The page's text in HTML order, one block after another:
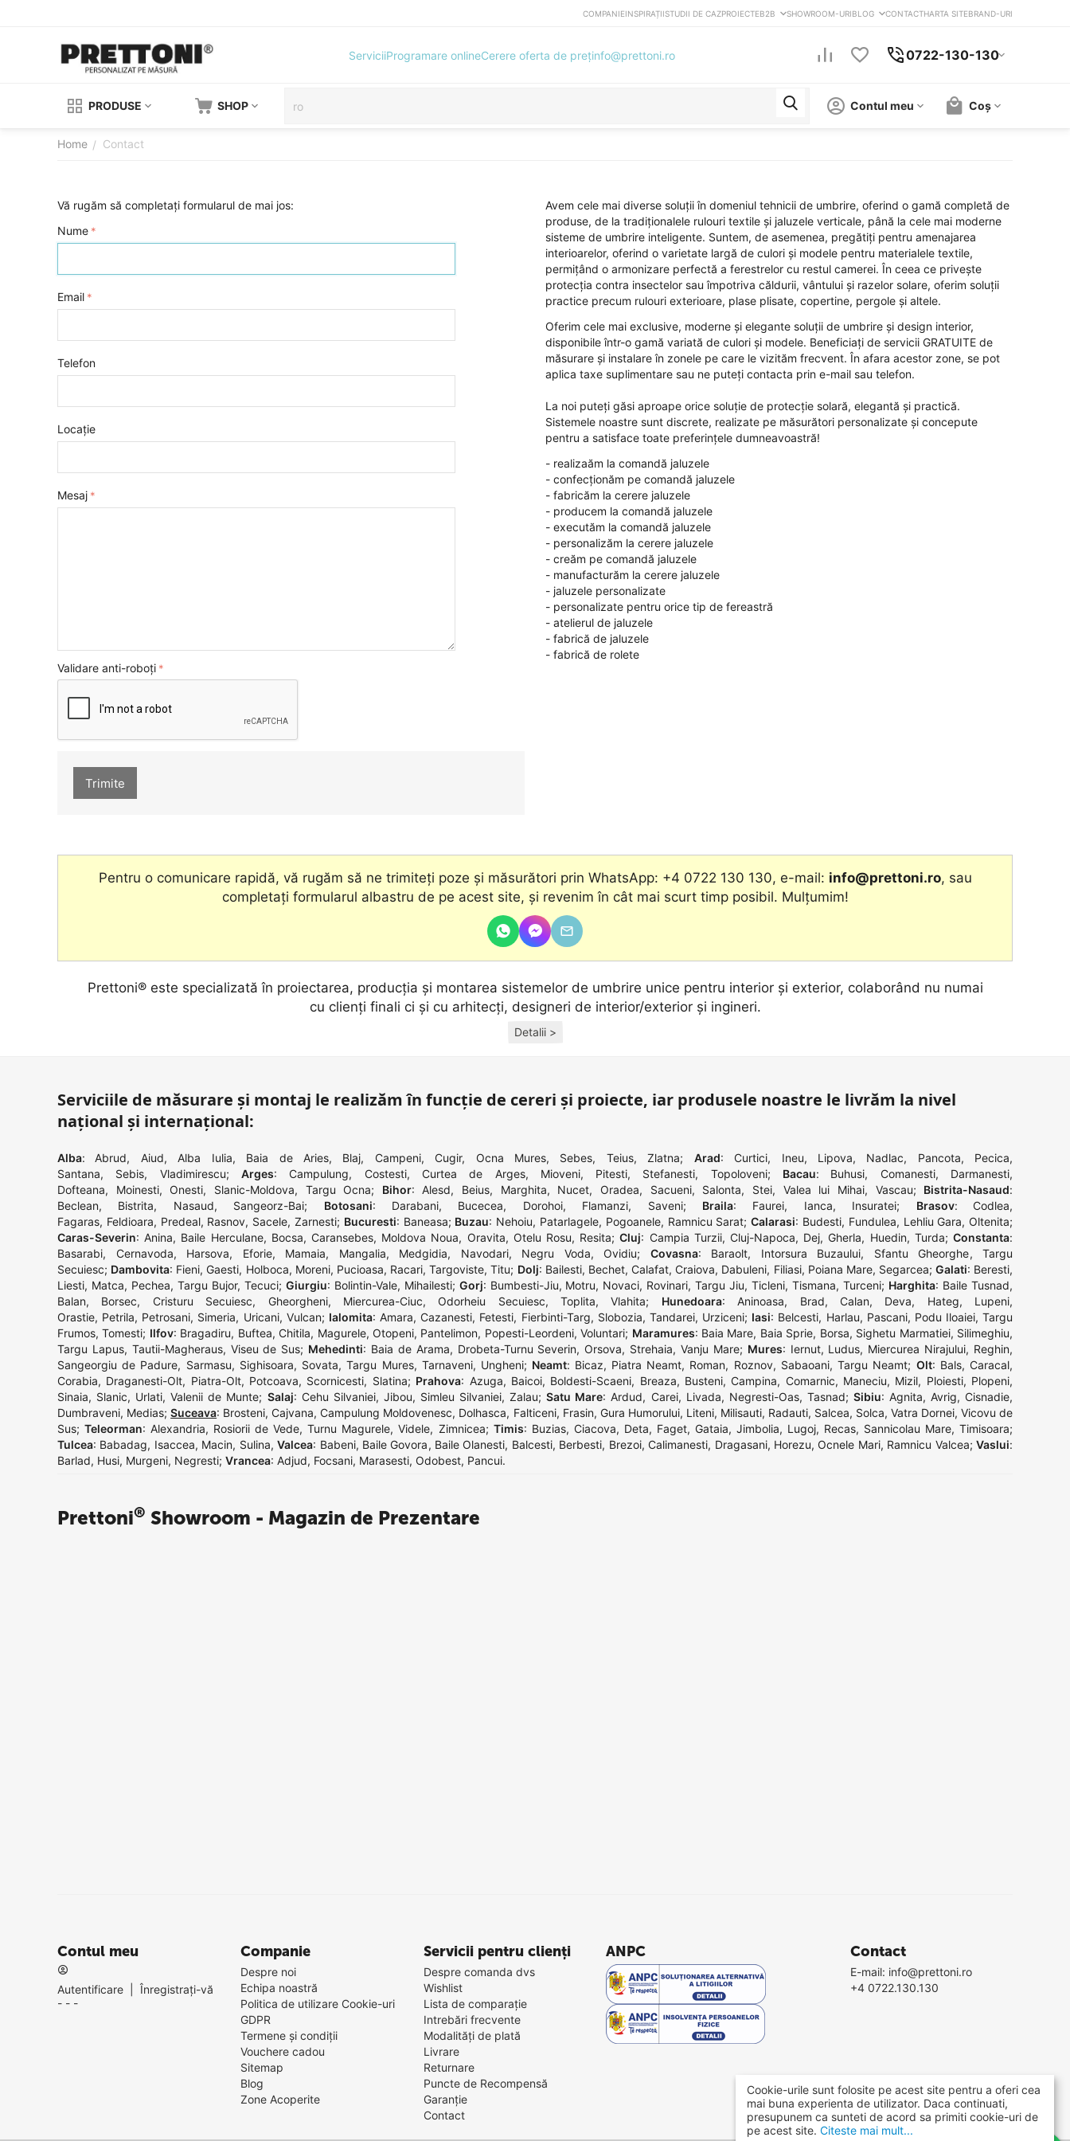
COMPANIEINSPIRAȚIISTUDII DE CAZPROIECTEB2B SHOWROOM-URIBLOG CONTACTHARTA SITEBRAND-URI
ServiciiProgramare onlineCerere oferta de preținfo@prettoni.ro 0722-130-130
PRODUSE SHOP Coș
Contul meu
Home / Contact
Vă rugăm să completați formularul de mai jos:
Nume
Email
Telefon
Locație
Mesaj
Validare anti-roboți
Trimite
Avem cele mai diverse soluții în domeniul tehnicii de umbrire, oferind o gamă completă de
produse, de la tradiționalele rulouri textile și jaluzele verticale, până la cele mai moderne
sisteme de umbrire inteligente. Suntem, de asemenea, pregătiți pentru amenajarea
interioarelor, oferind o varietate largă de culori și modele pentru materialele textile,
permițând o armonizare perfectă a ferestrelor cu restul camerei. În ceea ce privește
protecția contra insectelor sau împotriva căldurii, vântului și razelor solare, oferim soluții
practice precum rulouri exterioare, plase plisate, copertine, pergole și altele.
Oferim cele mai exclusive, moderne și elegante soluții de umbrire și design interior,
disponibile într-o gamă variată de culori și modele. Beneficiați de servicii GRATUITE de
măsurare și instalare în zonele pe care le vizităm frecvent. În afara acestor zone, se pot
aplica taxe suplimentare sau ne puteți contacta prin e-mail sau telefon.
La noi puteți găsi aproape orice soluție de protecție solară, elegantă și practică.
Sistemele noastre sunt discrete, realizate pe măsurători personalizate și concepute
pentru a satisface toate preferințele dumneavoastră!
- realizaăm la comandă jaluzele
- confecționăm pe comandă jaluzele
- fabricăm la cerere jaluzele
- producem la comandă jaluzele
- executăm la comandă jaluzele
- personalizăm la cerere jaluzele
- creăm pe comandă jaluzele
- manufacturăm la cerere jaluzele
- jaluzele personalizate
- personalizate pentru orice tip de fereastră
- atelierul de jaluzele
- fabrică de jaluzele
- fabrică de rolete
Pentru o comunicare rapidă, vă rugăm să ne trimiteți poze și măsurători prin WhatsApp: +4 0722 130 130, e-mail: info@prettoni.ro, sau
completați formularul albastru de pe acest site, şi revenim în cât mai scurt timp posibil. Mulțumim!
Prettoni® este specializată în proiectarea, producţia și montarea sistemelor de umbrire unice pentru interior și exterior, colaborând nu numai
cu clienţi finali ci și cu arhitecţi, designeri de interior/exterior și ingineri.
Detalii >
Serviciile de măsurare și montaj le realizăm în funcție de cereri și proiecte, iar produsele noastre le livrăm la nivel
național și internațional:
Alba: Abrud, Aiud,Alba Iulia, Baia de Aries, Blaj, Campeni, Cugir, Ocna Mures, Sebes, Teius,Zlatna; Arad: Curtici, Ineu, Lipova, Nadlac, Pancota, Pecica,
Santana, Sebis, Vladimirescu; Arges: Campulung, Costesti, Curtea de Arges, Mioveni, Pitesti, Stefanesti, Topoloveni; Bacau: Buhusi, Comanesti, Darmanesti,
Dofteana, Moinesti, Onesti, Slanic-Moldova, Targu Ocna; Bihor:Alesd, Beius, Marghita, Nucet, Oradea, Sacueni, Salonta, Stei, Valea lui Mihai, Vascau; Bistrita-Nasaud:
Beclean, Bistrita, Nasaud, Sangeorz-Bai; Botosani: Darabani, Bucecea, Dorohoi, Flamanzi, Saveni; Braila: Faurei, Ianca, Insuratei; Brasov: Codlea,
Fagaras, Feldioara, Predeal, Rasnov, Sacele, Zarnesti; Bucuresti: Baneasa; Buzau: Nehoiu, Patarlagele, Pogoanele, Ramnicu Sarat;Calarasi: Budesti, Fundulea, Lehliu Gara, Oltenita;
Caras-Severin:Anina, Baile Herculane, Bocsa, Caransebes, Moldova Noua, Oravita, Otelu Rosu, Resita;Cluj: Campia Turzii, Cluj-Napoca, Dej, Gherla, Huedin, Turda;Constanta:
Basarabi, Cernavoda, Harsova, Eforie, Mamaia, Mangalia, Medgidia, Navodari, Negru Voda, Ovidiu; Covasna: Baraolt, Intorsura Buzaului, Sfantu Gheorghe,Targu
Secuiesc; Dambovita: Fieni, Gaesti, Holboca, Moreni, Pucioasa, Racari,Targoviste,Titu; Dolj: Bailesti, Bechet, Calafat, Craiova, Dabuleni, Filiasi, Poiana Mare, Segarcea;Galati: Beresti,
Liesti, Matca, Pechea, Targu Bujor, Tecuci; Giurgiu: Bolintin-Vale, Mihailesti; Gorj: Bumbesti-Jiu, Motru, Novaci, Rovinari,Targu Jiu,Ticleni,Tismana,Turceni; Harghita: Baile Tusnad,
Balan, Borsec, Cristuru Secuiesc, Gheorgheni, Miercurea-Ciuc, Odorheiu Secuiesc, Toplita,Vlahita; Hunedoara:Aninoasa, Brad, Calan, Deva, Hateg, Lupeni,
Orastie, Petrila, Petrosani, Simeria, Uricani, Vulcan; Ialomita:Amara, Cazanesti, Fetesti, Fierbinti-Targ, Slobozia, Tandarei, Urziceni; Iasi: Belcesti, Harlau, Pascani, Podu Iloaiei,Targu
Frumos,Tomesti; Ilfov: Bragadiru, Buftea, Chitila, Magurele, Otopeni, Pantelimon, Popesti-Leordeni,Voluntari; Maramures: Baia Mare, Baia Sprie, Borsa, Sighetu Marmatiei, Silimeghiu,
Targu Lapus, Tautii-Magheraus, Viseu de Sus; Mehedinti: Baia de Arama, Drobeta-Turnu Severin, Orsova, Strehaia,Vanju Mare; Mures: Iernut, Ludus, Miercurea Nirajului, Reghin,
Sangeorgiu de Padure, Sarmasu, Sighisoara, Sovata,Targu Mures, Tarnaveni, Ungheni; Neamt: Bicaz, Piatra Neamt, Roman, Roznov, Sabaoani,Targu Neamt; Olt: Bals, Caracal,
Corabia, Draganesti-Olt, Piatra-Olt, Potcoava, Scornicesti, Slatina; Prahova: Azuga, Baicoi, Boldesti-Scaeni, Breaza, Busteni, Campina, Comarnic, Maneciu, Mizil, Ploiesti, Plopeni,
Sinaia, Slanic, Urlati,Valenii de Munte; Salaj: Cehu Silvaniei, Jibou, Simleu Silvaniei,Zalau;Satu Mare:Ardud, Carei, Livada, Negresti-Oas, Tasnad; Sibiu: Agnita,Avrig, Cisnadie,
Dumbraveni, Medias;Suceava: Brosteni, Cajvana, Campulung Moldovenesc, Dolhasca, Falticeni, Frasin, Gura Humorului, Liteni, Milisauti, Radauti, Salcea, Solca,Vatra Dornei,Vicovu de
Sus;Teleorman:Alexandria, Rosiorii de Vede,Turnu Magurele,Videle, Zimnicea; Timis: Buzias, Ciacova, Deta, Faget, Gataia, Jimbolia, Lugoj, Recas, Sannicolau Mare,Timisoara;
Tulcea: Babadag, Isaccea, Macin, Sulina,Valcea: Babeni, Baile Govora, Baile Olanesti, Balcesti, Berbesti, Brezoi, Calimanesti, Dragasani, Horezu, Ocnele Mari, Ramnicu Valcea;Vaslui:
Barlad, Husi, Murgeni, Negresti; Vrancea: Adjud, Focsani, Marasesti, Odobest, Pancui.
Prettoni® Showroom - Magazin de Prezentare
Contul meu
Autentificare
Înregistrați-vă
- - -
Companie
Despre noi
Echipa noastră
Politica de utilizare Cookie-uri
GDPR
Termene și condiții
Vouchere cadou
Sitemap
Blog
Zone Acoperite
Servicii pentru clienți
Despre comanda dvs
Wishlist
Lista de comparație
Intrebări frecvente
Modalități de plată
Livrare
Returnare
Puncte de Recompensă
Garanție
Contact
ANPC Contact
E-mail: info@prettoni.ro
+4 0722.130.130
Cookie-urile sunt folosite pe acest site pentru a oferi cea
mai buna experienta de utilizator. Daca continuati,
presupunem ca sunteti de acord sa primiti cookie-uri de
pe acest site. Citeste mai mult...